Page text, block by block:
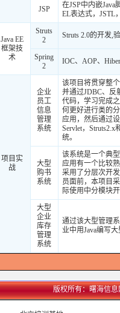
JSP
在JSP中内嵌Java
EL表达式，JSTL
Java EE
框架技
术
Struts
2
Struts 2.0的开发,
Spring
2
IOC、AOP、
项目实
战
企业
员工
信息
管理
系统
该项目将贯穿整
并通过JDBC、反
代码，学习完成
何更好进行类的
应用，然后通过
Servlet，
统。
大型
购书
系统
该系统是一个典
应用有一个比较
采用了分层次开
员面前，本项目
际使用中分模块
大型
企业
库存
管理
系统
通过该大型管理
业中用Java编写
版权所有：曙海信息